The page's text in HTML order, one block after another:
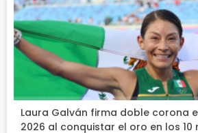
Laura Galván firma doble corona
2026 al conquistar el oro en los 10